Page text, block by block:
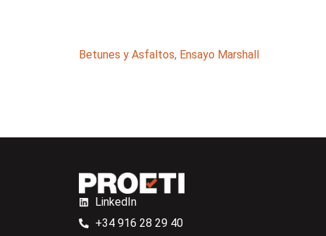
Betunes y Asfaltos, Ensayo Marshall
LinkedIn
+34 916 28 29 40